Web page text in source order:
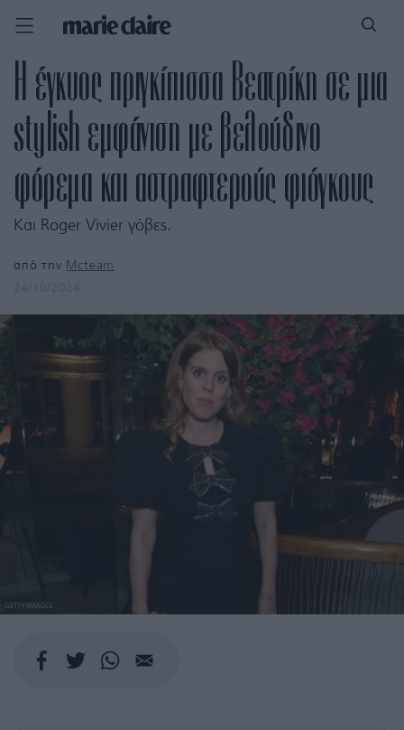
Η έγκυος πριγκίπισσα Βεατρίκη σε μια
stylish εμφάνιση με βελούδινο
φόρεμα και αστραφτερούς φιόγκους
Και Roger Vivier γόβες.
από την Mcteam
GETTY IMAGES